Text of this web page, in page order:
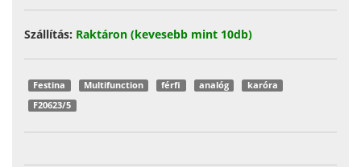
Szállítás: Raktáron (kevesebb mint 10db)
Festina Multifunction férfi analóg
karóra
F20623/5